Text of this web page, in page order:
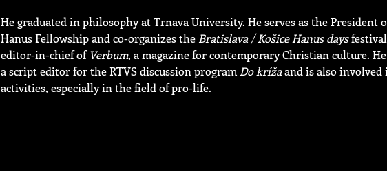
He graduated in philosophy at Trnava University. He serves as the President
Hanus Fellowship and co-organizes the Bratislava / Košice Hanus days
editor-in-chief ofVerbum, a magazine for contemporary Christian culture.
a script editor for the RTVS discussion program Do krížaand is also involved
activities, especially in the field of pro-life.